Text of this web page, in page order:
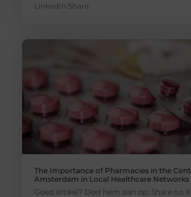
LinkedIn Share
The Importance of Pharmacies in the
Amsterdam in Local Healthcare Networks
Goed artikel? Deel hem dan op: Share on